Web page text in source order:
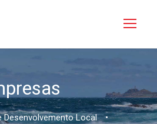
Desenvolvemento Local •